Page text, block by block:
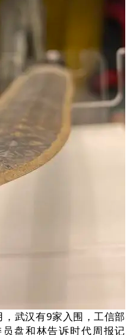
武汉有9家入围，工信部
盘和林告诉时代周报记